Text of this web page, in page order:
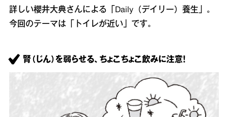
詳しい櫻井大典さんによる「Daily（デイリー）養生」。
今回のテーマは「トイレが近い」です。
腎（じん）を弱らせる、ちょこちょこ飲みに注意！